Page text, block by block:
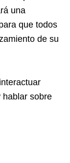
una
que todos
de su
hablar sobre